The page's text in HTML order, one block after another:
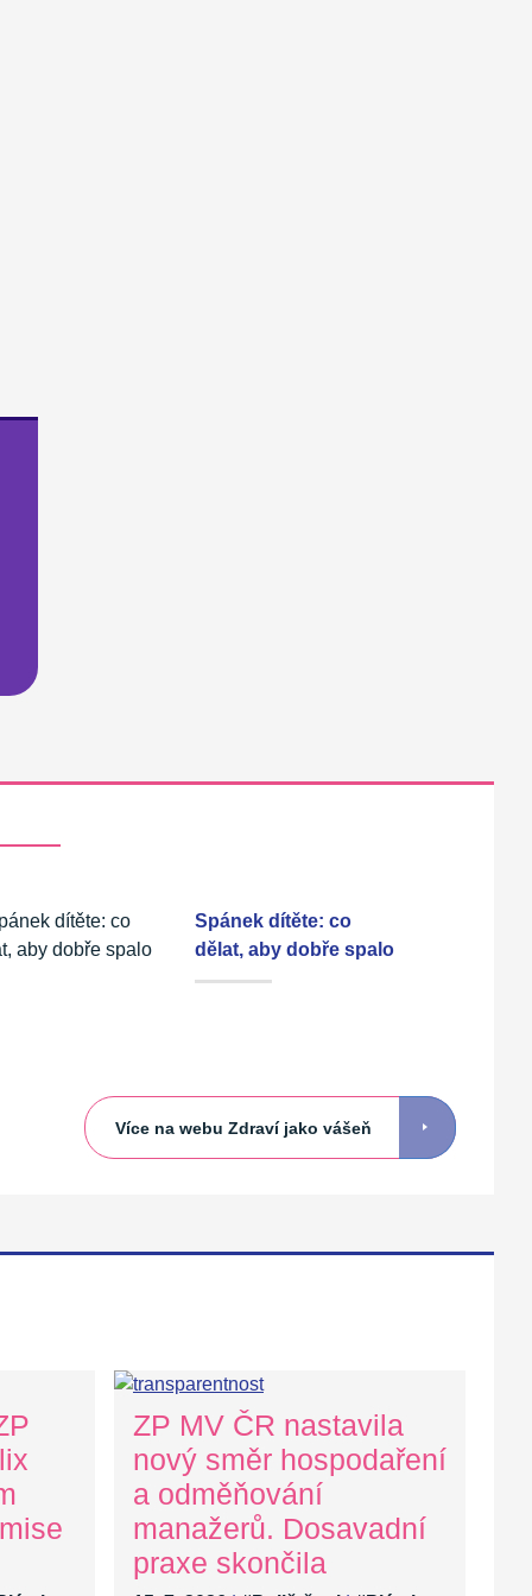
Spánek dítěte: co
dělat, aby dobře spalo
Více na webu Zdraví jako vášeň
ZP MV ČR nastavila
nový směr hospodaření
a odměňování
manažerů. Dosavadní
praxe skončila